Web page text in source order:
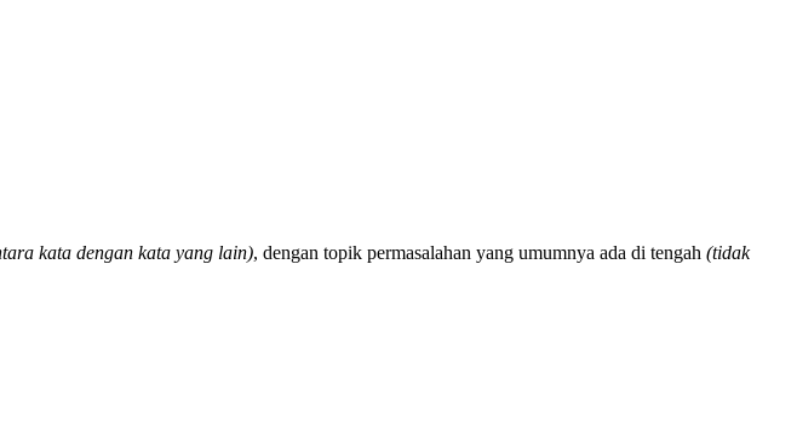
kata dengan kata yang lain), dengan topik permasalahan yang umumnya ada di tengah (tidak